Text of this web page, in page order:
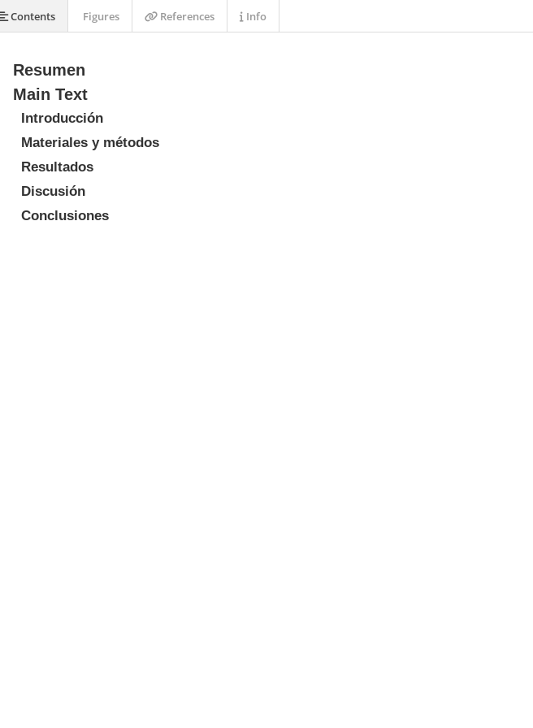
Resumen
Main Text
Introducción
Materiales y métodos
Resultados
Discusión
Conclusiones
Contents Figures References Info